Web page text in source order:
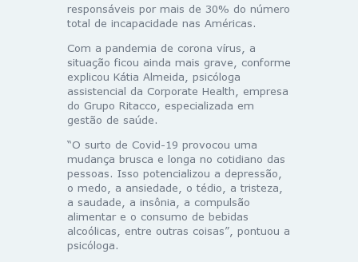
responsáveis por mais de 30% do número
total de incapacidade nas Américas.
Com a pandemia de corona vírus, a
situação ficou ainda mais grave, conforme
explicou Kátia Almeida, psicóloga
assistencial da Corporate Health, empresa
do Grupo Ritacco, especializada em
gestão de saúde.
“O surto de Covid-19 provocou uma
mudança brusca e longa no cotidiano das
pessoas. Isso potencializou a depressão,
o medo, a ansiedade, o tédio, a tristeza,
a saudade, a insônia, a compulsão
alimentar e o consumo de bebidas
alcoólicas, entre outras coisas”, pontuou a
psicóloga.